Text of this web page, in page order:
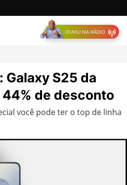
OUVIU NA RÁDIO
S25 da
de desconto
você pode ter o top de linha